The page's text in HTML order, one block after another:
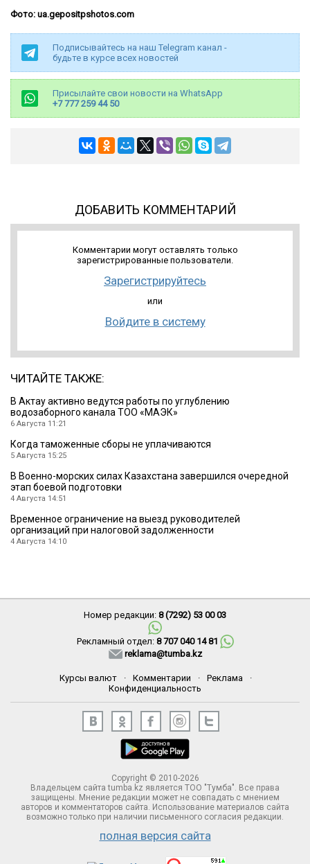
Фото: ua.gepositpshotos.com
Подписывайтесь на наш Telegram канал -
будьте в курсе всех новостей
Присылайте свои новости на WhatsApp
+7 777 259 44 50
ДОБАВИТЬ КОММЕНТАРИЙ
Комментарии могут оставлять только
зарегистрированные пользователи.
Зарегистрируйтесь
или
Войдите в систему
ЧИТАЙТЕ ТАКЖЕ:
В Актау активно ведутся работы по углублению
водозаборного канала ТОО «МАЭК»
6 Августа 11:21
Когда таможенные сборы не уплачиваются
5 Августа 15:25
В Военно-морских силах Казахстана завершился очередной
этап боевой подготовки
4 Августа 14:51
Временное ограничение на выезд руководителей
организаций при налоговой задолженности
4 Августа 14:10
Номер редакции: 8 (7292) 53 00 03
Рекламный отдел: 8 707 040 14 81
reklama@tumba.kz
Курсы валют · Комментарии · Реклама
·
Конфиденциальность
Copyright © 2010-2026
Владельцем сайта tumba.kz является ТОО "Тумба". Все права
защищены. Мнение редакции может не совпадать с мнением
авторов и комментаторов сайта. Использование материалов сайта
возможно только при наличии письменного согласия редакции.
полная версия сайта